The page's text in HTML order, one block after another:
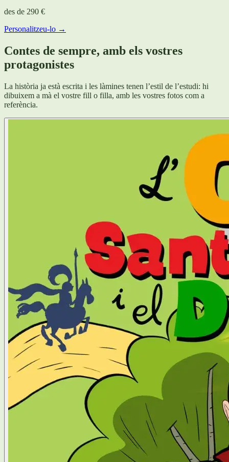
des de 290 €
Personalitzeu-lo →
Contes de sempre, amb els vostres
protagonistes
La història ja està escrita i les làmines tenen l’estil de l’estudi: hi
dibuixem a mà el vostre fill o filla, amb les vostres fotos com a
referència.